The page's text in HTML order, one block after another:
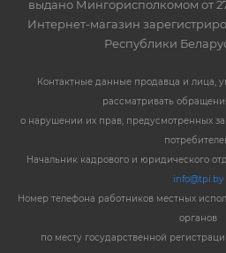
выдано Мингорисполкомом от
Интернет-магазин
Республики
Контактные данные продавца и лица,
рассматривать
о нарушении их прав, предусмотренных
Начальник кадрового и юридического
info@tpi.by
Номер телефона работников местных
органов
по месту государственной